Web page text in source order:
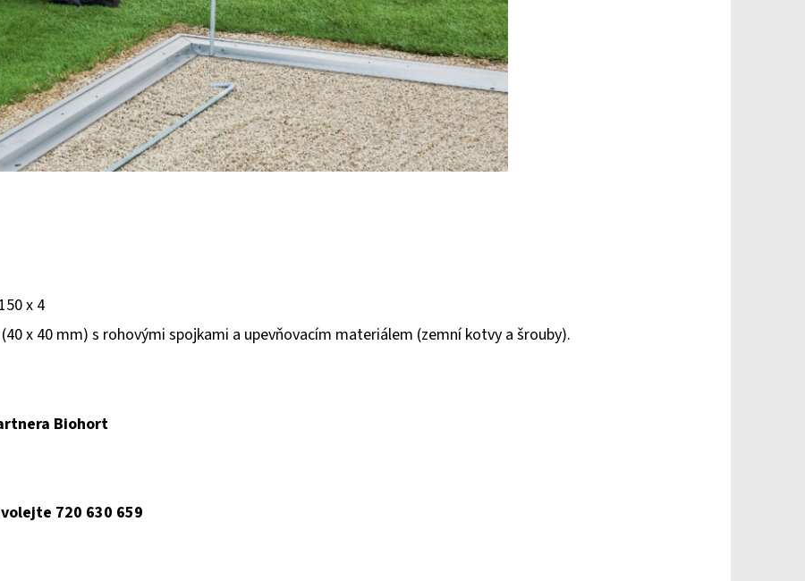
x 4
x 40 mm) s rohovými spojkami a upevňovacím materiálem (zemní kotvy a šrouby).
Biohort
720 630 659